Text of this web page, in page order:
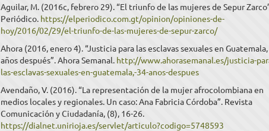
Aguilar, M. (2016c, febrero 29). “El triunfo de las mujeres de Sepur
Periódico. https://elperiodico.com.gt/opinion/opiniones-de-
hoy/2016/02/29/el-triunfo-de-las-mujeres-de-sepur-zarco/
Ahora (2016, enero 4). “Justicia para las esclavas sexuales en
años después”. Ahora Semanal. http://www.ahorasemanal.es/justicia-
las-esclavas-sexuales-en-guatemala,-34-anos-despues
Avendaño, V. (2016). “La representación de la mujer afrocolombiana en
medios locales y regionales. Un caso: Ana Fabricia Córdoba”. Revista
Comunicación y Ciudadanía, (8), 16-26.
https://dialnet.unirioja.es/servlet/articulo?codigo=5748593